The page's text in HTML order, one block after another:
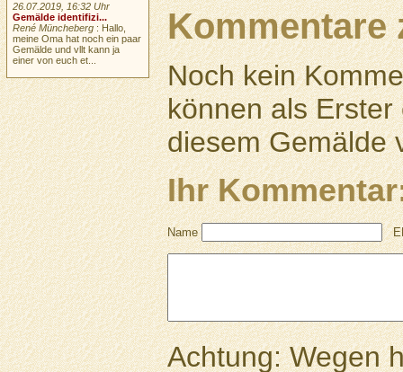
Kommentare
Noch kein
können als
diesem Gemälde
Ihr
Name
Achtung: Wegen
26.07.2019, 16:32 Uhr
Gemälde identifizi...
René Müncheberg : Hallo,
meine Oma hat noch ein paar
Gemälde und vllt kann ja
einer von euch et...